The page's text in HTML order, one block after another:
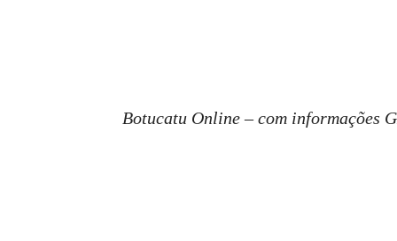
Botucatu Online – com informações